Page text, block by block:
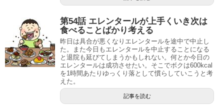
第54話 エレンタールが上手くいき次は
食べることばかり考える
昨日は具合が悪くなりエレンタールを途中で中止し
た。また今日もエレンタールを中止することになる
と退院も延びてしまうかもしれない。何とか今日の
エレンタールは成功させたい。そこでボクは600kcal
を1時間あたりゆっくり落として慣らしていこうと考
えた。
記事を読む